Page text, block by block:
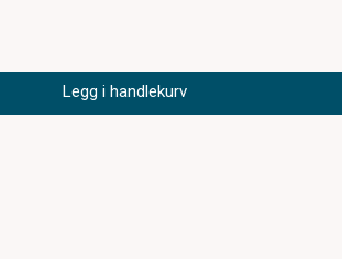
Legg i handlekurv